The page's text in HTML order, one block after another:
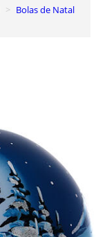
Bolas de Natal